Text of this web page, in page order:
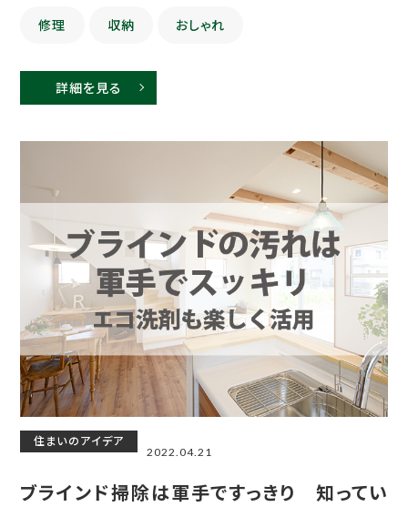
修理 収納 おしゃれ
詳細を見る
住まいのアイデア
2022.04.21
ブラインド掃除は軍手ですっきり 知ってい